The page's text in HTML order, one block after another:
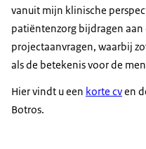
vanuit mijn klinische
patiëntenzorg bijdragen
projectaanvragen, waarbij
als de betekenis voor de
Hier vindt u een korte cven
Botros.